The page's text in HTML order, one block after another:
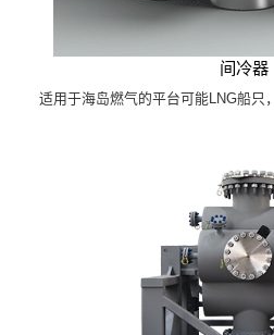
间冷器
适用于海岛燃气的平台可能LNG船只